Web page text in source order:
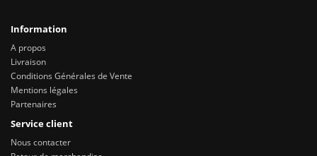
Information
A propos
Livraison
Conditions Générales de Vente
Mentions légales
Partenaires
Service client
Nous contacter